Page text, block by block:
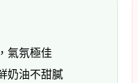
氣氛極佳
奶油不甜膩